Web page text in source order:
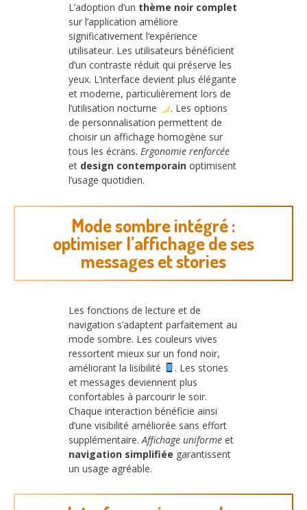
L’adoption d’un thème noir complet
sur l’application améliore
significativement l’expérience
utilisateur. Les utilisateurs bénéficient
d’un contraste réduit qui préserve les
yeux. L’interface devient plus élégante
et moderne, particulièrement lors de
l’utilisation nocturne
. Les options
de personnalisation permettent de
choisir un affichage homogène sur
tous les écrans. Ergonomie renforcée
et design contemporain optimisent
l’usage quotidien.
Mode sombre intégré :
optimiser l’affichage de ses
messages et stories
Les fonctions de lecture et de
navigation s’adaptent parfaitement au
mode sombre. Les couleurs vives
ressortent mieux sur un fond noir,
améliorant la lisibilité
. Les stories
et messages deviennent plus
confortables à parcourir le soir.
Chaque interaction bénéficie ainsi
d’une visibilité améliorée sans effort
supplémentaire.Affichage uniforme et
navigation simplifiée garantissent
un usage agréable.